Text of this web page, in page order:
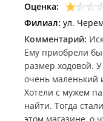
Оценка:
Филиал: ул.
Комментарий:
Ему приобрели
размер ходовой.
очень маленький
Хотели с мужем
найти. Тогда